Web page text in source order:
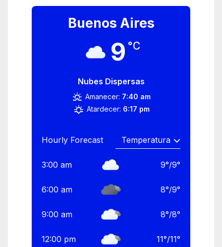
Buenos Aires
9 °C
Nubes Dispersas
Amanecer: 7:40 am
Atardecer: 6:17 pm
Hourly Forecast
3:00 am 9°/9°
6:00 am 8°/9°
9:00 am 8°/8°
12:00 pm 11°/11°